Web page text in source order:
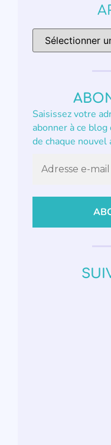
Saisissez votre
abonner à ce
de chaque